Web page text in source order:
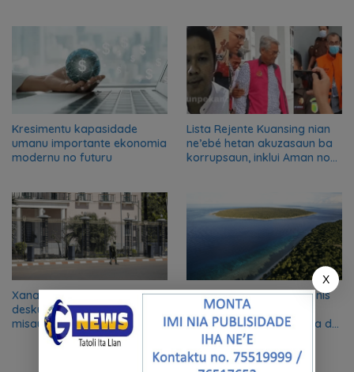
Kresimentu kapasidade
umanu importante ekonomia
modernu no futuru
Lista Rejente Kuansing nian
ne’ebé hetan akuzasaun ba
korrupsaun, inklui Aman no
Xanana Gusmão husu
deskulpa no reitera katak
misaun CPLP ba Bissau
kanseladu
Parque nacional Nino Konis
Santana “ganha nova
dimensão” como reserva da
biosfera da UNESCO
X